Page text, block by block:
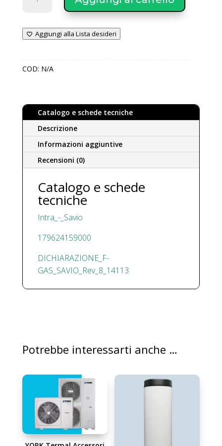
calore
unità
Aggiungi alla Lista desideri
COD: N/A
Catalogo e schede tecniche
Descrizione
Informazioni aggiuntive
Recensioni (0)
Catalogo e schede
tecniche
Intra_-_Savio
179624159000
DICHIARAZIONE_F-
GAS_SAVIO_Rev_8_14113
Potrebbe interessarti anche …